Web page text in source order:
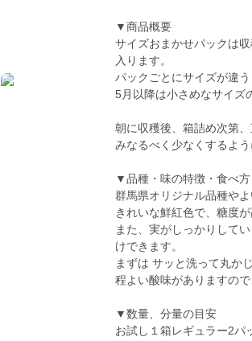
▼商品概要
サイズおまかせパックは
入ります。
パックごとにサイズが違
5月以降は小さめなサイズ
朝に収穫後、箱詰め次第
みなるべく少なくするよう
▼品種・味の特徴・食べ方
群馬県オリジナル品種や
きれいな鮮紅色で、糖度
また、実がしっかりして
けできます。
まずは サッと洗って丸か
程よい酸味がありますの
▼数量、分量の目安
お試し１箱レギュラー2